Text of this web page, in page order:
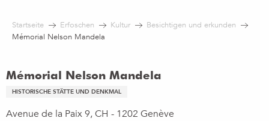
contenu
Startseite Erfoschen Kultur
Besichtigen und erkunden
Mémorial Nelson Mandela
Mémorial Nelson Mandela
HISTORISCHE STÄTTE UND DENKMAL
Avenue de la Paix 9, CH - 1202 Genève